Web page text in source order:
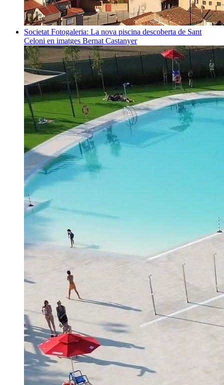
Societat Fotogaleria: La nova piscina descoberta de Sant
Celoni en imatges Bernat Castanyer